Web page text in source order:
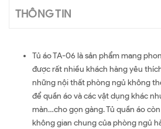
THÔNG TIN
Tủ áo TA-06 là sản phẩm mang
được rất nhiều khách hàng yêu
những nội thất phòng ngủ không
để quần áo và các vật dụng khác
màn…cho gọn gàng. Tủ quần áo
không gian chung của phòng ngủ